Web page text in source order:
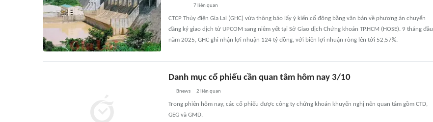
7liên quan
CTCP Thủy điện Gia Lai (GHC) vừa thông báo lấy ý kiến cổ đông bằng văn bản về phương án chuyển
đăng ký giao dịch từ UPCOM sang niêm yết tại Sở Giao dịch Chứng khoán TP.HCM (HOSE). 9 tháng đầu
năm 2025, GHC ghi nhận lợi nhuận 124 tỷ đồng, với biên lợi nhuận ròng lên tới 52,57%.
Danh mục cổ phiếu cần quan tâm hôm nay 3/10
Bnews 2 liên quan
Trong phiên hôm nay, các cổ phiếu được công ty chứng khoán khuyến nghị nên quan tâm gồm CTD,
GEG và GMD.